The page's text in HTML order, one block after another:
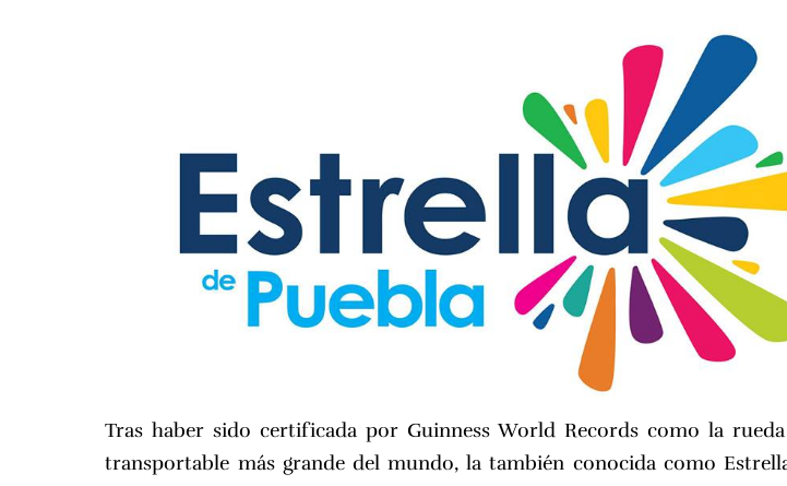
Tras haber sido certificada por Guinness World Records como la
transportable más grande del mundo, la también conocida como